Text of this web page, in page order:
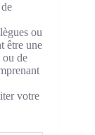
ou
être une
ou de
votre